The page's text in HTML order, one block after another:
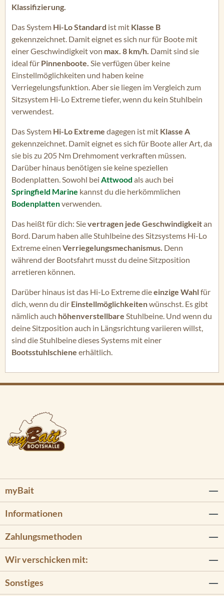
Klassifizierung.
Das System Hi-Lo Standard ist mit Klasse B
gekennzeichnet. Damit eignet es sich nur für Boote mit
einer Geschwindigkeit von max. 8 km/h. Damit sind sie
ideal für Pinnenboote. Sie verfügen über keine
Einstellmöglichkeiten und haben keine
Verriegelungsfunktion. Aber sie liegen im Vergleich zum
Sitzsystem Hi-Lo Extreme tiefer, wenn du kein Stuhlbein
verwendest.
Das System Hi-Lo Extreme dagegen ist mit Klasse A
gekennzeichnet. Damit eignet es sich für Boote aller Art, da
sie bis zu 205 Nm Drehmoment verkraften müssen.
Darüber hinaus benötigen sie keine speziellen
Bodenplatten. Sowohl bei Attwood als auch bei
Springfield Marine kannst du die herkömmlichen
Bodenplattenverwenden.
Das heißt für dich: Sievertragen jede Geschwindigkeitan
Bord. Darum haben alle Stuhlbeine des Sitzsystems Hi-Lo
Extreme einen Verriegelungsmechanismus. Denn
während der Bootsfahrt musst du deine Sitzposition
arretieren können.
Darüber hinaus ist das Hi-Lo Extreme dieeinzige Wahlfür
dich, wenn du dir Einstellmöglichkeitenwünschst. Es gibt
nämlich auch höhenverstellbare Stuhlbeine. Und wenn du
deine Sitzposition auch in Längsrichtung variieren willst,
sind die Stuhlbeine dieses Systems mit einer
Bootsstuhlschiene erhältlich.
myBait
Informationen
Zahlungsmethoden
Wir verschicken mit:
Sonstiges